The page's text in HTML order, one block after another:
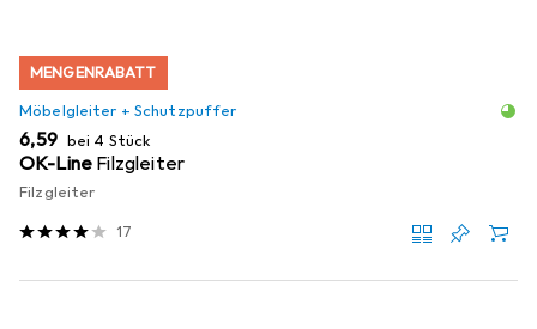
MENGENRABATT
Möbelgleiter + Schutzpuffer
EUR
6,59 bei 4 Stück
OK-Line Filzgleiter
Filzgleiter
17